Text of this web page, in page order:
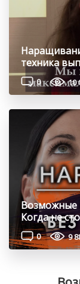
техника
0 10
Возможные
Когда не
0 9